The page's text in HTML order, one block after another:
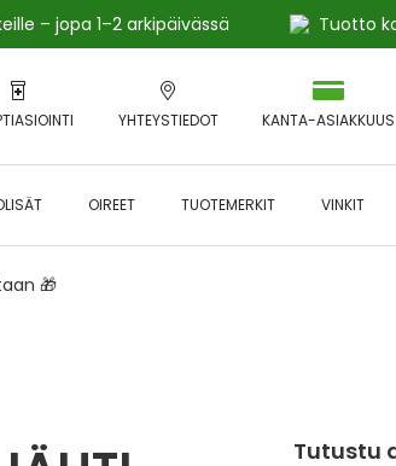
– jopa 1–2 arkipäivässä
Tuotto
YHTEYSTIEDOT KANTA-ASIAKKUUS
OIREET TUOTEMERKIT VINKIT
🎁
Tutustu